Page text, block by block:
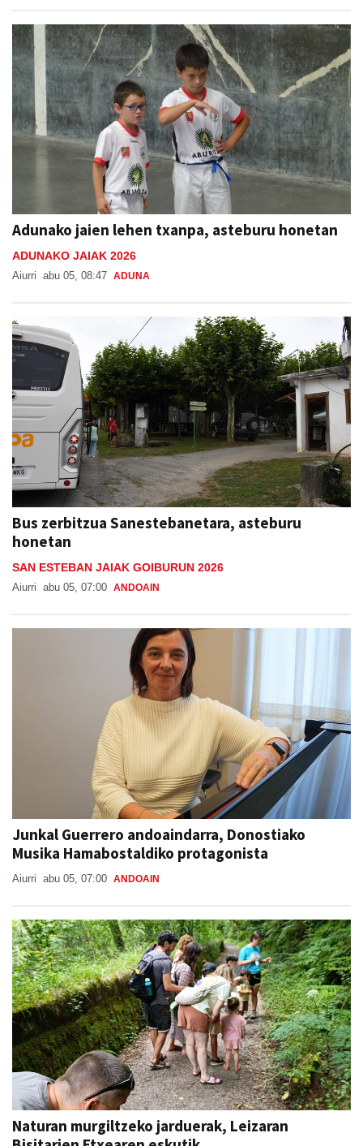
Adunako jaien lehen txanpa, asteburu honetan
ADUNAKO JAIAK 2026
Aiurri abu 05, 08:47 ADUNA
Bus zerbitzua Sanestebanetara, asteburu
honetan
SAN ESTEBAN JAIAK GOIBURUN 2026
Aiurri abu 05, 07:00 ANDOAIN
Junkal Guerrero andoaindarra, Donostiako
Musika Hamabostaldiko protagonista
Aiurri abu 05, 07:00 ANDOAIN
Naturan murgiltzeko jarduerak, Leizaran